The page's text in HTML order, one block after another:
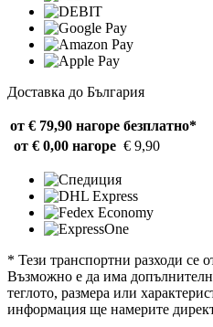
Доставка до България
от € 79,90 нагоре безплатно*
от € 0,00 нагоре € 9,90
* Тези транспортни разходи се
Възможно е да има
теглото, размера или
информация ще намерите